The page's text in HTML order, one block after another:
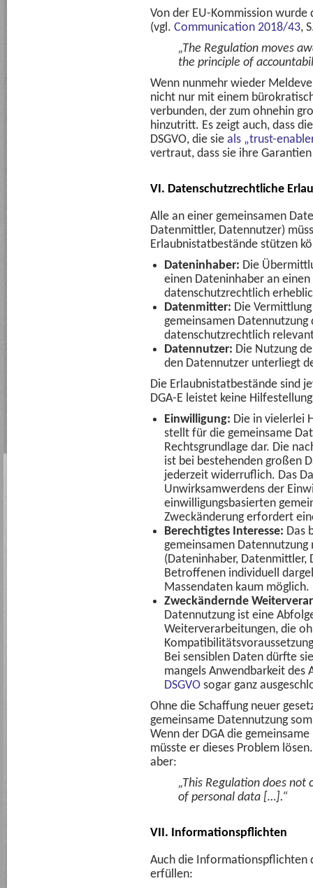
Von der EU-Kommission
(vgl. Communication 2018/43,
„The Regulation moves
the principle of
Wenn nunmehr wieder
nicht nur mit einem
verbunden, der zum ohnehin
hinzutritt. Es zeigt auch, dass
DSGVO, die sie als „trust-
vertraut, dass sie ihre
VI. Datenschutzrechtliche
Alle an einer gemeinsamen
Datenmittler, Datennutzer)
Erlaubnistatbestände stützen
Dateninhaber: Die
einen Dateninhaber an
datenschutzrechtlich
Datenmitter: Die
gemeinsamen
datenschutzrechtlich
Datennutzer: Die Nutzung
den Datennutzer unterliegt
Die Erlaubnistatbestände sind
DGA-E leistet keine
Einwilligung: Die in vielerlei
stellt für die gemeinsame
Rechtsgrundlage dar. Die
ist bei bestehenden großen
jederzeit widerruflich. Das
Unwirksamwerdens der
einwilligungsbasierten
Zweckänderung erfordert
Berechtigtes Interesse: Das
gemeinsamen
(Dateninhaber, Datenmittler,
Betroffenen individuell
Massendaten kaum möglich.
Zweckändernde
Datennutzung ist eine
Weiterverarbeitungen, die
Bei sensiblen Daten dürfte
mangels Anwendbarkeit des
DSGVO sogar ganz
Ohne die Schaffung neuer
gemeinsame Datennutzung
Wenn der DGA die
müsste er dieses Problem
aber:
„This Regulation does
of personal data […].“
VII. Informationspflichten
Auch die Informationspflichten
erfüllen: